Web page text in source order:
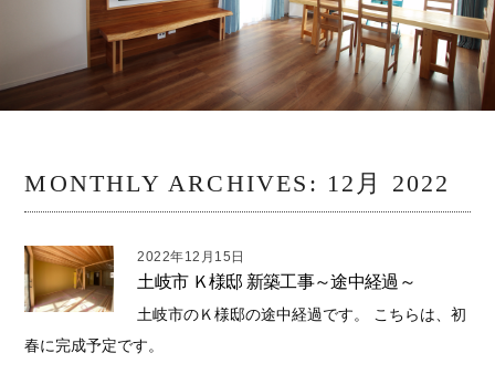
MONTHLY ARCHIVES: 12月 2022
2022年12月15日
土岐市 Ｋ様邸 新築工事～途中経過～
土岐市のＫ様邸の途中経過です。 こちらは、初
春に完成予定です。